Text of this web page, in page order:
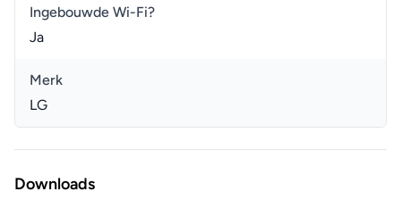
Ingebouwde Wi-Fi?
Ja
Merk
LG
Downloads